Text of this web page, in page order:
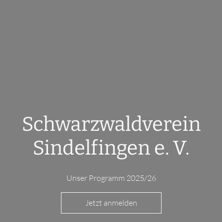
Schwarzwaldverein
Sindelfingen e. V.
Unser Programm 2025/26
Jetzt anmelden